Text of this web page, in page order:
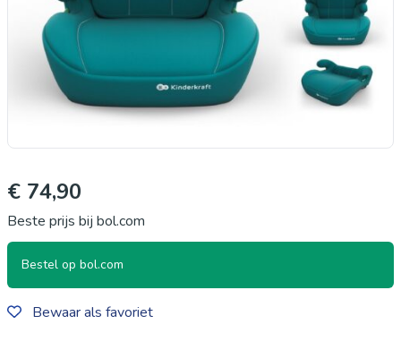
€ 74,90
Beste prijs bij bol.com
Bestel op bol.com
Bewaar als favoriet